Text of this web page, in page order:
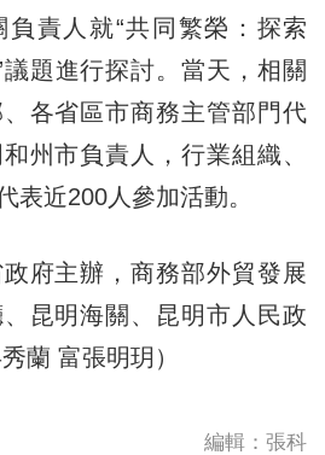
責人就“共同繁榮：探索
題進行探討。當天，相關
各省區市商務主管部門代
州市負責人，行業組織、
表近200人參加活動。
主辦，商務部外貿發展
昆明海關、昆明市人民政
蘭 富張明玥）
編輯：張科